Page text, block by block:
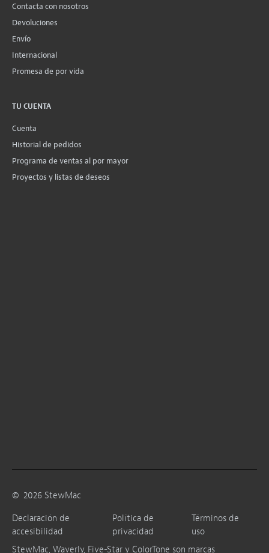
Contacta con nosotros
Devoluciones
Envío
Internacional
Promesa de por vida
TU CUENTA
Cuenta
Historial de pedidos
Programa de ventas al por mayor
Proyectos y listas de deseos
© 2026 StewMac
Declaración de
accesibilidad
Política de
privacidad
Términos de
uso
StewMac, Waverly, Five-Star y ColorTone son marcas